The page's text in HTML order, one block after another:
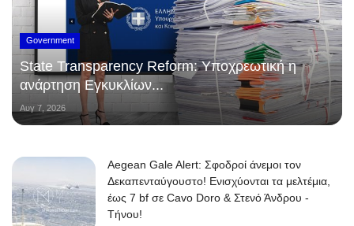
Government
State Transparency Reform: Υποχρεωτική η
ανάρτηση Εγκυκλίων...
Αυγ 7, 2026
Aegean Gale Alert: Σφοδροί άνεμοι τον
Δεκαπενταύγουστο! Ενισχύονται τα μελτέμια,
έως 7 bf σε Cavo Doro & Στενό Άνδρου -
Τήνου!